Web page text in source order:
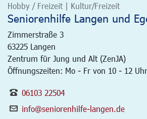
Hobby / Freizeit | Kultur/Freizeit
Seniorenhilfe Langen und
Zimmerstraße 3
63225 Langen
Zentrum für Jung und Alt (ZenJA)
Öffnungszeiten: Mo - Fr von 10 - 12 Uhr
06103 22504
info@seniorenhilfe-langen.de